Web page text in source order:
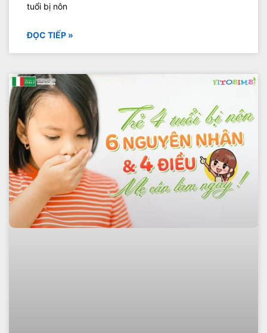
tuổi bị nôn
ĐỌC TIẾP »